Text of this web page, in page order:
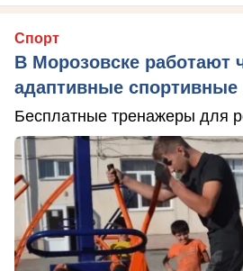
Спорт
В Морозовске работают
адаптивные
Бесплатные тренажеры для